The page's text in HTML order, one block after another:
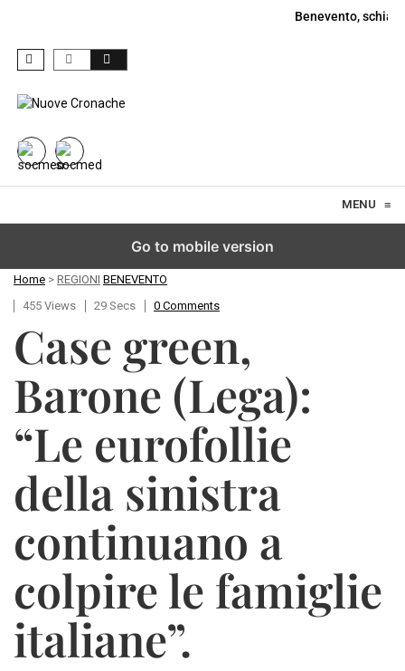
Benevento,
MENU ≡
Home > REGIONI BENEVENTO
455 Views
29 Secs 0 Comments
Case green,
Barone (Lega):
“Le eurofollie
della sinistra
continuano a
colpire le famiglie
italiane”.
Go to mobile version